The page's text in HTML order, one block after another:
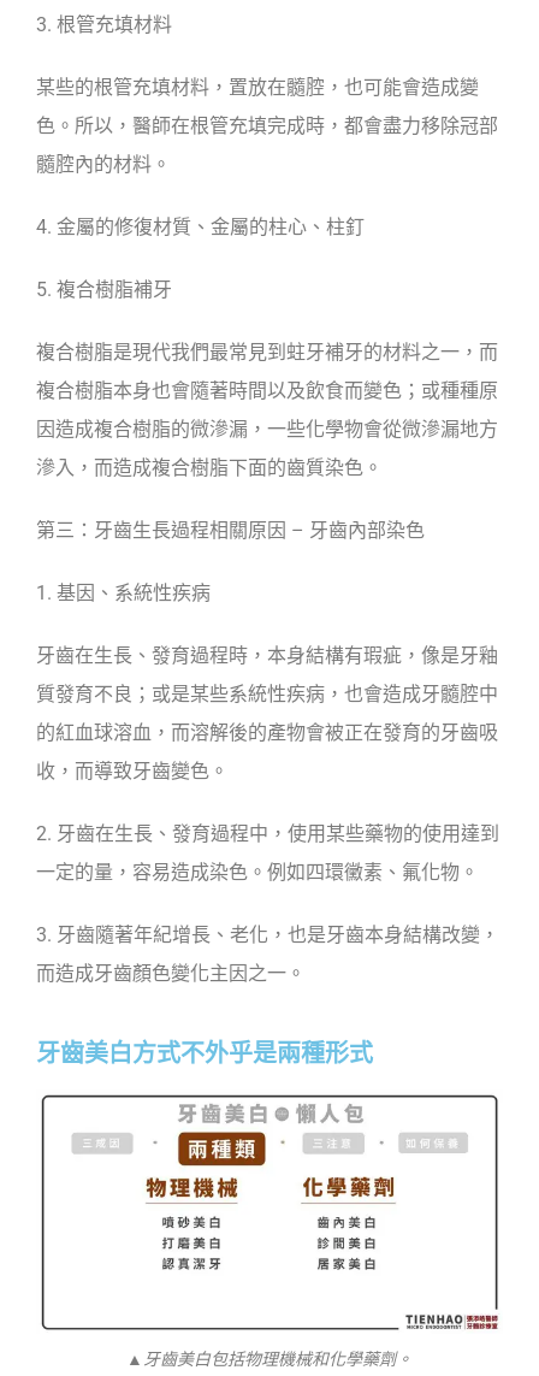
3. 根管充填材料
某些的根管充填材料，置放在髓腔，也可能會造成變
色。所以，醫師在根管充填完成時，都會盡力移除冠部
髓腔內的材料。
4. 金屬的修復材質、金屬的柱心、柱釘
5. 複合樹脂補牙
複合樹脂是現代我們最常見到蛀牙補牙的材料之一，而
複合樹脂本身也會隨著時間以及飲食而變色；或種種原
因造成複合樹脂的微滲漏，一些化學物會從微滲漏地方
滲入，而造成複合樹脂下面的齒質染色。
第三：牙齒生長過程相關原因 – 牙齒內部染色
1. 基因、系統性疾病
牙齒在生長、發育過程時，本身結構有瑕疵，像是牙釉
質發育不良；或是某些系統性疾病，也會造成牙髓腔中
的紅血球溶血，而溶解後的產物會被正在發育的牙齒吸
收，而導致牙齒變色。
2. 牙齒在生長、發育過程中，使用某些藥物的使用達到
一定的量，容易造成染色。例如四環黴素、氟化物。
3. 牙齒隨著年紀增長、老化，也是牙齒本身結構改變，
而造成牙齒顏色變化主因之一。
牙齒美白方式不外乎是兩種形式
▲牙齒美白包括物理機械和化學藥劑。